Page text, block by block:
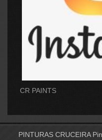
CR PAINTS
PINTURAS CRUCEIRA